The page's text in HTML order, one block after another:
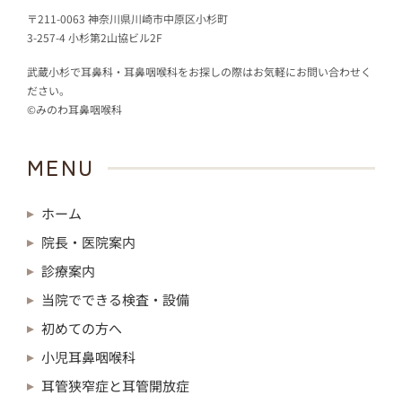
〒211-0063 神奈川県川崎市中原区小杉町
3-257-4 小杉第2山協ビル2F
武蔵小杉で耳鼻科・耳鼻咽喉科をお探しの際はお気軽にお問い合わせく
ださい。
©みのわ耳鼻咽喉科
MENU
ホーム
院長・医院案内
診療案内
当院でできる検査・設備
初めての方へ
小児耳鼻咽喉科
耳管狭窄症と耳管開放症